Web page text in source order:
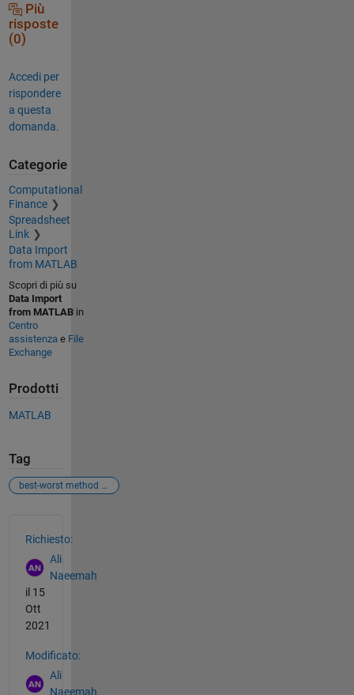
Più
risposte
(0)
Accedi per
rispondere
a questa
domanda.
Categorie
Computational
Finance
Spreadsheet
Link
Data Import
from MATLAB
Scopri di più su
Data Import
from MATLABin
Centro
assistenzae File
Exchange
Prodotti
MATLAB
Tag
best-worst method code
Richiesto:
Ali
Naeemah
il 15
Ott
2021
Modificato:
Ali
Naeemah